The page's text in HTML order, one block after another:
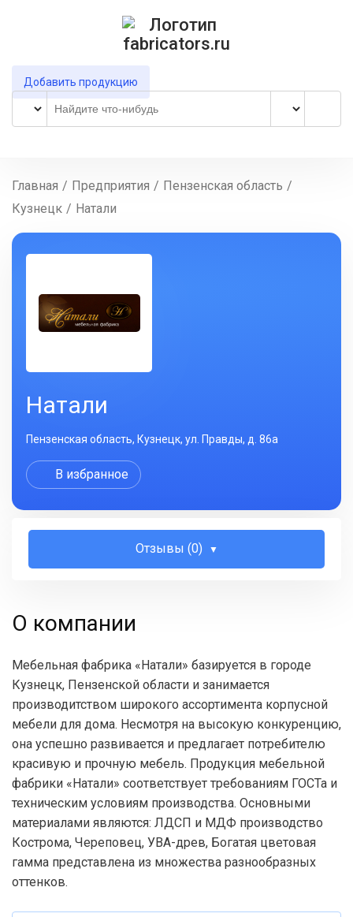
Добавить продукцию
Главная / Предприятия / Пензенская область /
Кузнецк / Натали
Натали
Пензенская область, Кузнецк, ул. Правды, д. 86а
В избранное
Отзывы (0)
О компании
Мебельная фабрика «Натали» базируется в городе
Кузнецк, Пензенской области и занимается
производитством широкого ассортимента корпусной
мебели для дома. Несмотря на высокую конкуренцию,
она успешно развивается и предлагает потребителю
красивую и прочную мебель. Продукция мебельной
фабрики «Натали» соответствует требованиям ГОСТа и
техническим условиям производства. Основными
материалами являются: ЛДСП и МДФ производство
Кострома, Череповец, УВА-древ, Богатая цветовая
гамма представлена из множества разнообразных
оттенков.